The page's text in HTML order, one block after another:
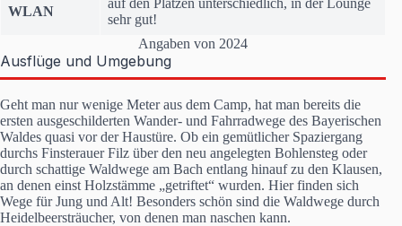
WLAN
sehr gut!
Angaben von 2024
Ausflüge und Umgebung
Geht man nur wenige Meter aus dem Camp, hat man bereits die
ersten ausgeschilderten Wander- und Fahrradwege des Bayerischen
Waldes quasi vor der Haustüre. Ob ein gemütlicher Spaziergang
durchs Finsterauer Filz über den neu angelegten Bohlensteg oder
durch schattige Waldwege am Bach entlang hinauf zu den Klausen,
an denen einst Holzstämme „getriftet“ wurden. Hier finden sich
Wege für Jung und Alt! Besonders schön sind die Waldwege durch
Heidelbeersträucher, von denen man naschen kann.